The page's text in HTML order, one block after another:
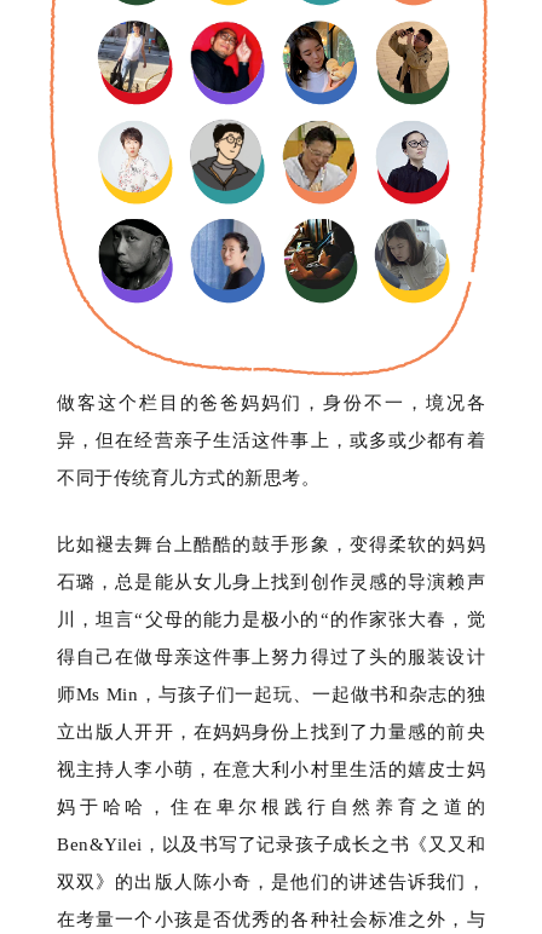
做客这个栏目的爸爸妈妈们，身份不一，境况各
异，但在经营亲子生活这件事上，或多或少都有着
不同于传统育儿方式的新思考。
比如褪去舞台上酷酷的鼓手形象，变得柔软的妈妈
石璐 ，总是能从女儿身上找到创作灵感的导演赖声
川
，坦言“父母的能力是极小的“的作家张大春 ，觉
得自己在做母亲这件事上努力得过了头的服装设计
师Ms Min ，与孩子们一起玩、一起做书和杂志的独
立出版人开开 ，在妈妈身份上找到了力量感的前央
视主持人李小萌 ，在意大利小村里生活的嬉皮士妈
妈 于哈哈
，住在卑尔根践行自然养育之道的
Ben&Yilei ，以及书写了记录孩子成长之书《又又和
双双》的出版人 陈小奇 ，是他们的讲述告诉我们，
在考量一个小孩是否优秀的各种社会标准之外，与